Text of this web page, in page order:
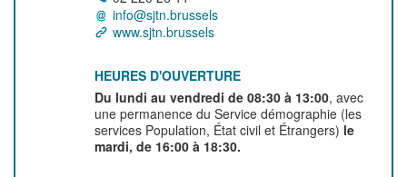
info@sjtn.brussels
www.sjtn.brussels
HEURES D'OUVERTURE
Du lundi au vendredi de 08:30 à 13:00, avec
une permanence du Service démographie (les
services Population, État civil et Étrangers) le
mardi, de 16:00 à 18:30.